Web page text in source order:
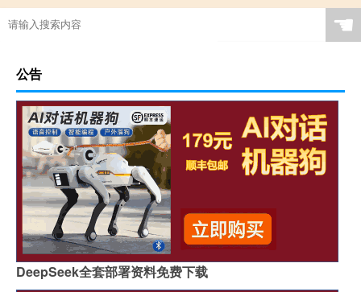
☚
公告
DeepSeek全套部署资料免费下载